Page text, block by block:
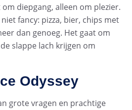
diepgang, alleen om plezier.
fancy: pizza, bier, chips met
dan genoeg. Het gaat om
slappe lach krijgen om
Odyssey
grote vragen en prachtige